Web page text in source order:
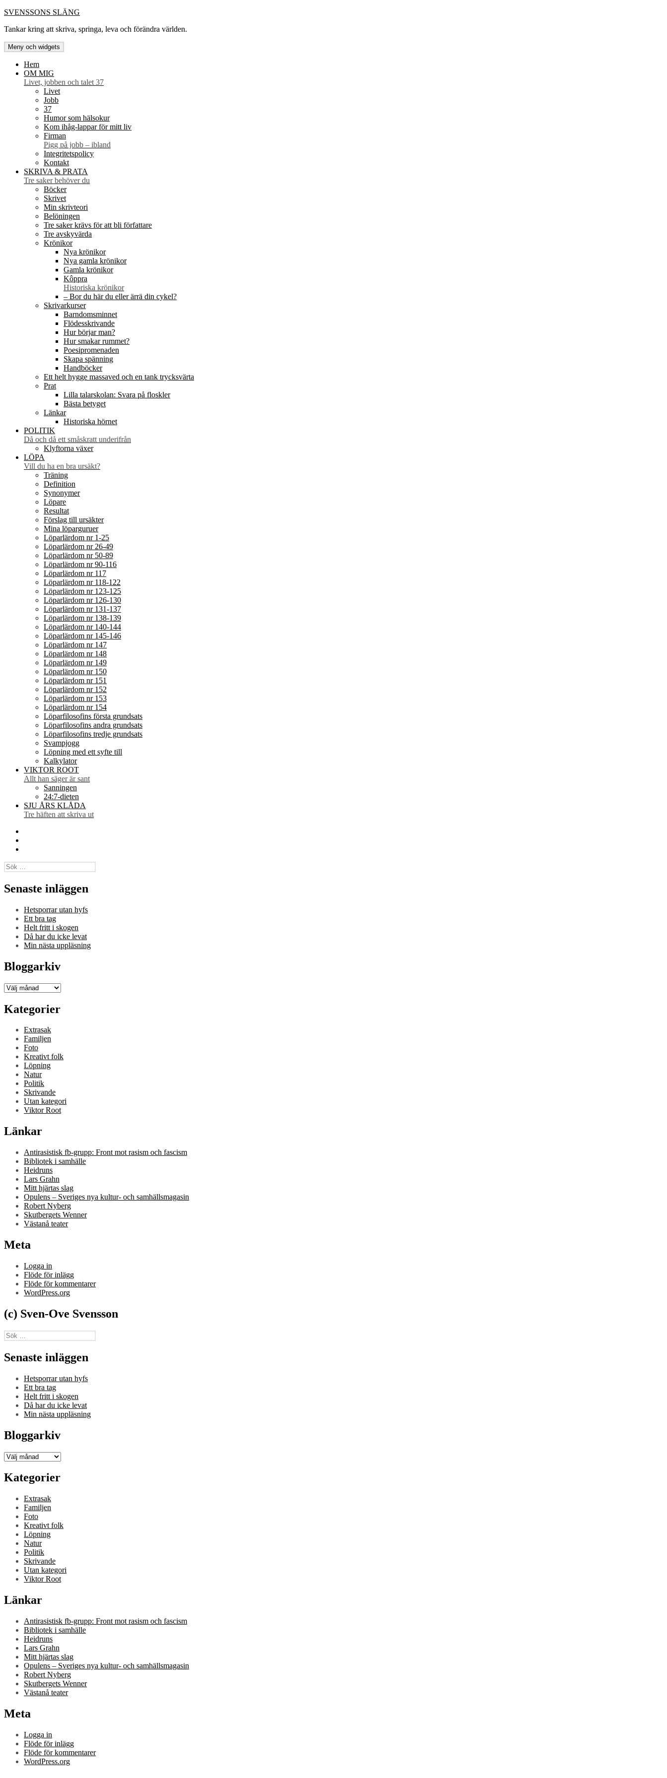
Hoppa
innehåll
SVENSSONS SLÄNG
Tankar kring att skriva, springa, leva och förändra världen.
Meny och widgets
Hem
OM MIG
Livet, jobben och talet 37
Livet
Jobb
37
Humor som hälsokur
Kom ihåg-lappar för mitt liv
Firman
Pigg på jobb – ibland
Integritetspolicy
Kontakt
SKRIVA & PRATA
Tre saker behöver du
Böcker
Skrivet
Min skrivteori
Belöningen
Tre saker krävs för att bli författare
Tre avskyvärda
Krönikor
Nya krönikor
Nya gamla krönikor
Gamla krönikor
Kôppra
Historiska krönikor
– Bor du här du eller ärrä din cykel?
Skrivarkurser
Barndomsminnet
Flödesskrivande
Hur börjar man?
Hur smakar rummet?
Poesipromenaden
Skapa spänning
Handböcker
Ett helt hygge massaved och en tank trycksvärta
Prat
Lilla talarskolan: Svara på floskler
Bästa betyget
Länkar
Historiska hörnet
POLITIK
Då och då ett småskratt underifrån
Klyftorna växer
LÖPA
Vill du ha en bra ursäkt?
Träning
Definition
Synonymer
Löpare
Resultat
Förslag till ursäkter
Mina löparguruer
Löparlärdom nr 1-25
Löparlärdom nr 26-49
Löparlärdom nr 50-89
Löparlärdom nr 90-116
Löparlärdom nr 117
Löparlärdom nr 118-122
Löparlärdom nr 123-125
Löparlärdom nr 126-130
Löparlärdom nr 131-137
Löparlärdom nr 138-139
Löparlärdom nr 140-144
Löparlärdom nr 145-146
Löparlärdom nr 147
Löparlärdom nr 148
Löparlärdom nr 149
Löparlärdom nr 150
Löparlärdom nr 151
Löparlärdom nr 152
Löparlärdom nr 153
Löparlärdom nr 154
Löparfilosofins första grundsats
Löparfilosofins andra grundsats
Löparfilosofins tredje grundsats
Svampjogg
Löpning med ett syfte till
Kalkylator
VIKTOR ROOT
Allt han säger är sant
Sanningen
24:7-dieten
SJU ÅRS KLÅDA
Tre häften att skriva ut
Sök
efter:
Senaste inläggen
Hetsporrar utan hyfs
Ett bra tag
Helt fritt i skogen
Då har du icke levat
Min nästa uppläsning
Bloggarkiv
Bloggarkiv
Kategorier
Extrasak
Familjen
Foto
Kreativt folk
Löpning
Natur
Politik
Skrivande
Utan kategori
Viktor Root
Länkar
Antirasistisk fb-grupp: Front mot rasism och fascism
Bibliotek i samhälle
Heidruns
Lars Grahn
Mitt hjärtas slag
Opulens – Sveriges nya kultur- och samhällsmagasin
Robert Nyberg
Skutbergets Wenner
Västanå teater
Meta
Logga in
Flöde för inlägg
Flöde för kommentarer
WordPress.org
(c) Sven-Ove Svensson
Sök
efter:
Senaste inläggen
Hetsporrar utan hyfs
Ett bra tag
Helt fritt i skogen
Då har du icke levat
Min nästa uppläsning
Bloggarkiv
Bloggarkiv
Kategorier
Extrasak
Familjen
Foto
Kreativt folk
Löpning
Natur
Politik
Skrivande
Utan kategori
Viktor Root
Länkar
Antirasistisk fb-grupp: Front mot rasism och fascism
Bibliotek i samhälle
Heidruns
Lars Grahn
Mitt hjärtas slag
Opulens – Sveriges nya kultur- och samhällsmagasin
Robert Nyberg
Skutbergets Wenner
Västanå teater
Meta
Logga in
Flöde för inlägg
Flöde för kommentarer
WordPress.org